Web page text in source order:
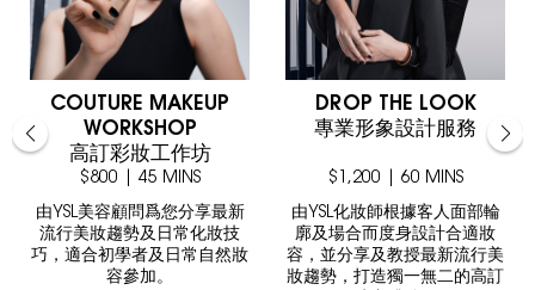
COUTURE MAKEUP
WORKSHOP
高訂彩妝工作坊
$800 | 45 MINS
由YSL美容顧問爲您分享最新
流行美妝趨勢及日常化妝技
巧，適合初學者及日常自然妝
容參加。
DROP THE LOOK
專業形象設計服務
$1,200 | 60 MINS
由YSL化妝師根據客人面部輪
廓及場合而度身設計合適妝
容，並分享及教授最新流行美
妝趨勢，打造獨一無二的高訂